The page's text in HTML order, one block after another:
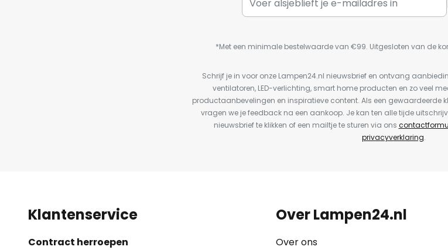
*Met een minimale bestelwaarde van €99. Uitgesloten van de
Schrijf je in voor onze Lampen24.nl nieuwsbrief en ontvang
ventilatoren, LED-verlichting, smart home producten en zo veel
productaanbevelingen en inspiratieve content. Als een gewaardeerde
vragen we je feedback na een aankoop. Je kan ten alle tijde
nieuwsbrief te klikken of een mailtje te sturen via ons
privacyverklaring.
Klantenservice
Contract herroepen
Over Lampen24.nl
Over ons